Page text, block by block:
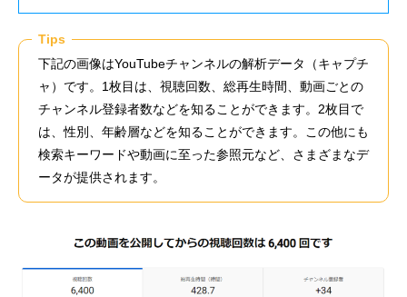
Tips
下記の画像はYouTubeチャンネルの解析データ（キャプチ
ャ）です。1枚目は、視聴回数、総再生時間、動画ごとの
チャンネル登録者数などを知ることができます。2枚目で
は、性別、年齢層などを知ることができます。この他にも
検索キーワードや動画に至った参照元など、さまざまなデ
ータが提供されます。